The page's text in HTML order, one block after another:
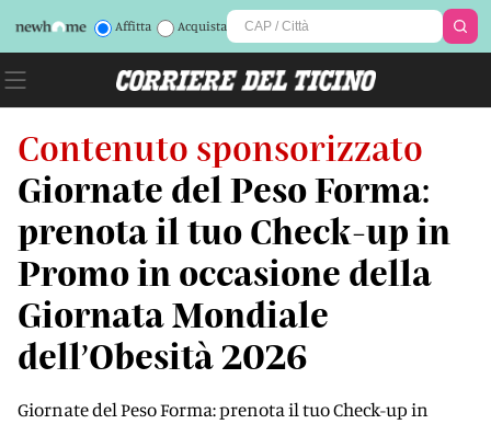
Affitta Acquista
Contenuto sponsorizzato
Giornate del Peso Forma:
prenota il tuo Check-up in
Promo in occasione della
Giornata Mondiale
dell’Obesità 2026
Giornate del Peso Forma: prenota il tuo Check-up in